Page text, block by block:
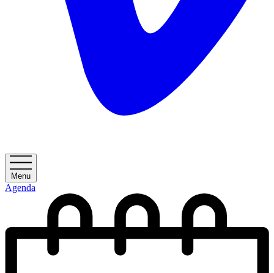
Menu
Agenda